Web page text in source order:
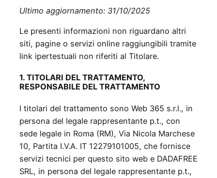
Ultimo aggiornamento: 31/10/2025
Le presenti informazioni non riguardano altri
siti, pagine o servizi online raggiungibili tramite
link ipertestuali non riferiti al Titolare.
1. TITOLARI DEL TRATTAMENTO,
RESPONSABILE DEL TRATTAMENTO
I titolari del trattamento sono Web 365 s.r.l., in
persona del legale rappresentante p.t., con
sede legale in Roma (RM), Via Nicola Marchese
10, Partita I.V.A. IT 12279101005, che fornisce
servizi tecnici per questo sito web e DADAFREE
SRL, in persona del legale rappresentante p.t.,